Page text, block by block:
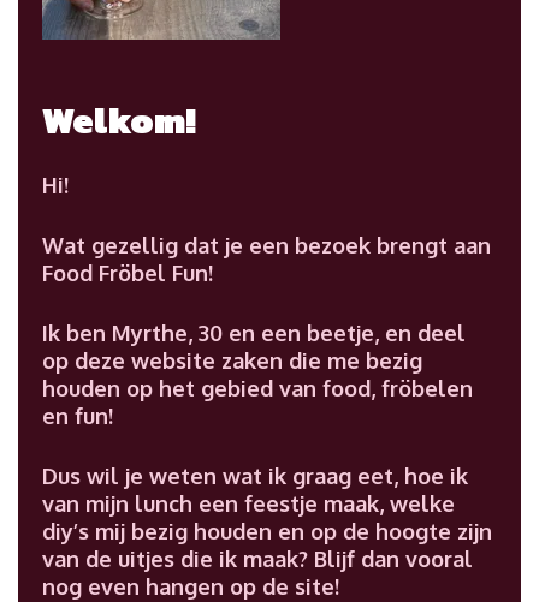
Welkom!
Hi!
Wat gezellig dat je een bezoek brengt aan
Food Fröbel Fun!
Ik ben Myrthe, 30 en een beetje, en deel
op deze website zaken die me bezig
houden op het gebied van food, fröbelen
en fun!
Dus wil je weten wat ik graag eet, hoe ik
van mijn lunch een feestje maak, welke
diy’s mij bezig houden en op de hoogte zijn
van de uitjes die ik maak? Blijf dan vooral
nog even hangen op de site!